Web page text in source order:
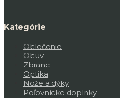
Kategórie
Oblečenie
Obuv
Zbrane
Optika
Nože a dýky
Poľovnícke doplnky